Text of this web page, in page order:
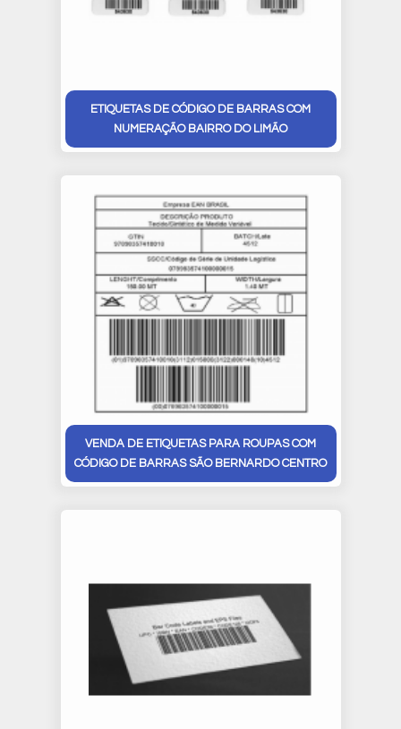
ETIQUETAS DE CÓDIGO DE BARRAS COM
NUMERAÇÃO BAIRRO DO LIMÃO
VENDA DE ETIQUETAS PARA ROUPAS COM
CÓDIGO DE BARRAS SÃO BERNARDO CENTRO